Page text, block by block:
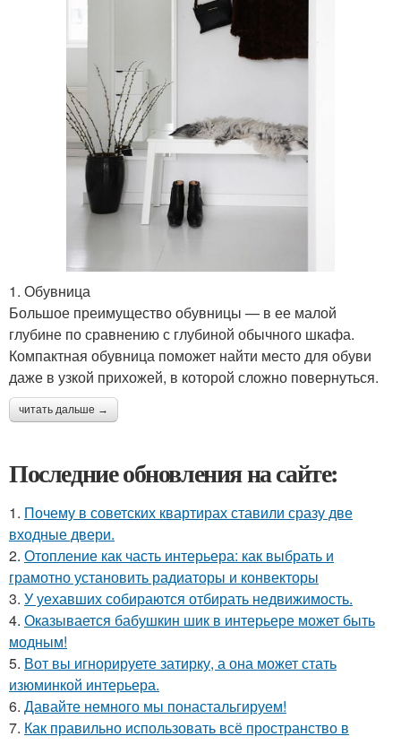
1. Обувница
Большое преимущество обувницы — в ее малой
глубине по сравнению с глубиной обычного шкафа.
Компактная обувница поможет найти место для обуви
даже в узкой прихожей, в которой сложно повернуться.
читать дальше →
Последние обновления на сайте:
1. Почему в советских квартирах ставили сразу две
входные двери.
2. Отопление как часть интерьера: как выбрать и
грамотно установить радиаторы и конвекторы
3. У уехавших собираются отбирать недвижимость.
4. Оказывается бабушкин шик в интерьере может быть
модным!
5. Вот вы игнорируете затирку, а она может стать
изюминкой интерьера.
6. Давайте немного мы понастальгируем!
7. Как правильно использовать всё пространство в